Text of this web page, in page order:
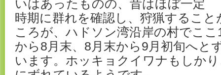
いはあったものの、昔はほぼ一定
時期に群れを確認し、狩猟するこ
ころが、ハドソン湾沿岸の村でこ
から8月末、8月末から9月初旬へと
います。ホッキョクイワナもしか